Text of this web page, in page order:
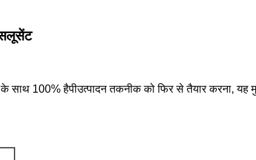
के साथ 100% हैपीउत्पादन तकनीक को फिर से तैयार करना, यह